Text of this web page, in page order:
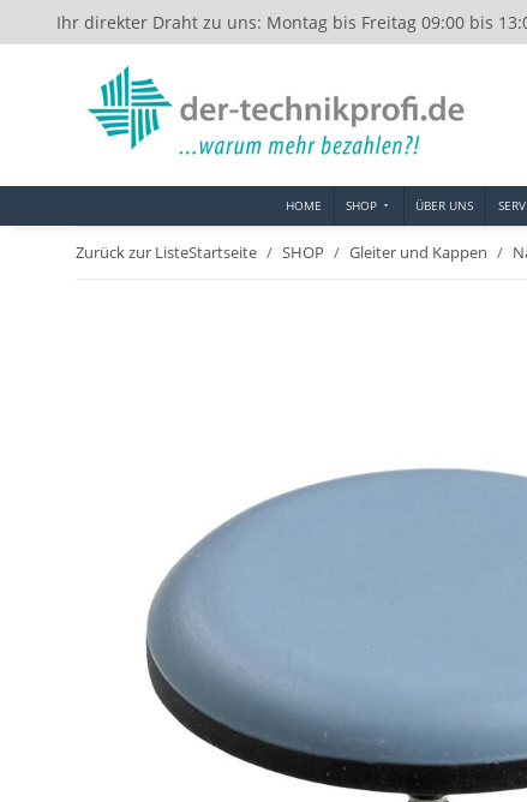
Ihr direkter Draht zu uns: Montag bis Freitag 09:00 bis
HOME SHOP ÜBER UNS
Zurück zur ListeStartseite SHOP Gleiter und Kappen